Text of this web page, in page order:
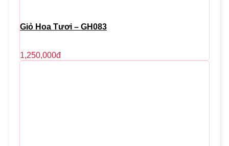
Giỏ Hoa Tươi – GH083
1,250,000đ